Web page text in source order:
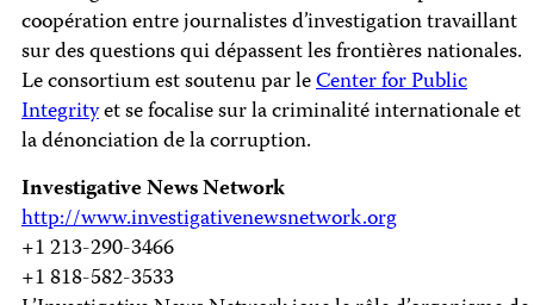
coopération entre journalistes d’investigation travaillant
sur des questions qui dépassent les frontières nationales.
Le consortium est soutenu par leCenter for Public
Integrityet se focalise sur la criminalité internationale et
la dénonciation de la corruption.
Investigative News Network
http://www.investigativenewsnetwork.org
+1 213-290-3466
+1 818-582-3533